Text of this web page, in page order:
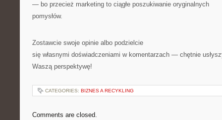
— bo przecież marketing to ciągłe poszukiwanie oryginalnych
pomysłów.
Zostawcie swoje opinie albo podzielcie
się własnymi doświadczeniami w komentarzach — chętnie
Waszą perspektywę!
CATEGORIES: BIZNES A RECYKLING
Comments are closed.